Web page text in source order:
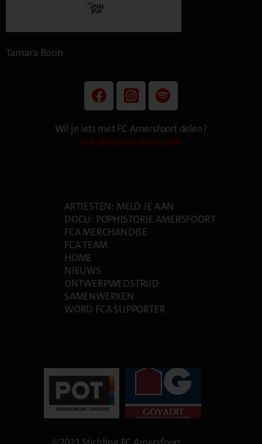
Tamara Boon
Wil je iets met FC Amersfoort delen?
info@fcamersfoort.com
ARTIESTEN: MELD JE AAN
DOCU: POPHISTORIE AMERSFOORT
FCA MERCHANDISE
FCA TEAM
HOME
NIEUWS
ONTWERPWEDSTRIJD
SAMENWERKEN
WORD FCA SUPPORTER